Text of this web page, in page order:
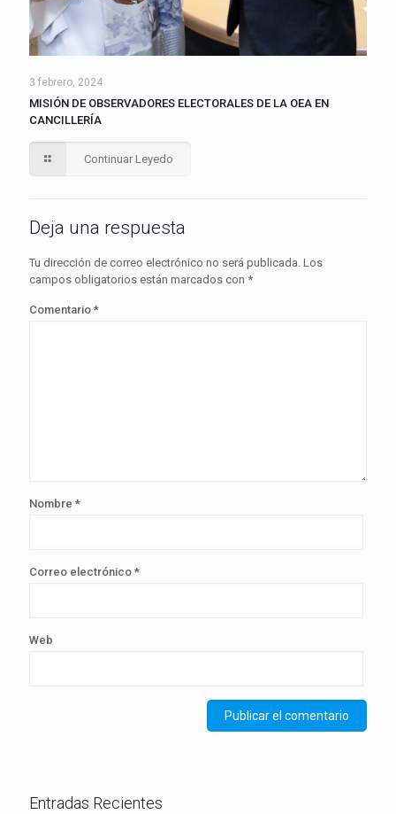
3 febrero, 2024
MISIÓN DE OBSERVADORES ELECTORALES DE LA OEA EN
CANCILLERÍA
Continuar Leyedo
Deja una respuesta
Tu dirección de correo electrónico no será publicada. Los
campos obligatorios están marcados con *
Comentario *
Nombre *
Correo electrónico *
Web
Entradas Recientes